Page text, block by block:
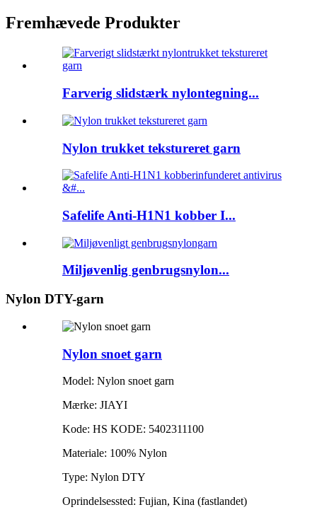
Fremhævede Produkter
Farverig slidstærk nylontegning...
Nylon trukket tekstureret garn
Safelife Anti-H1N1 kobber I...
Miljøvenlig genbrugsnylon...
Nylon DTY-garn
Nylon snoet garn
Model: Nylon snoet garn
Mærke: JIAYI
Kode: HS KODE: 5402311100
Materiale: 100% Nylon
Type: Nylon DTY
Oprindelsessted: Fujian, Kina (fastlandet)